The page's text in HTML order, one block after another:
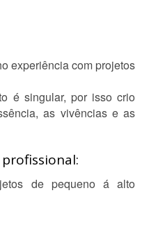
experiência com projetos
é singular, por isso crio
as vivências e as
de pequeno á alto